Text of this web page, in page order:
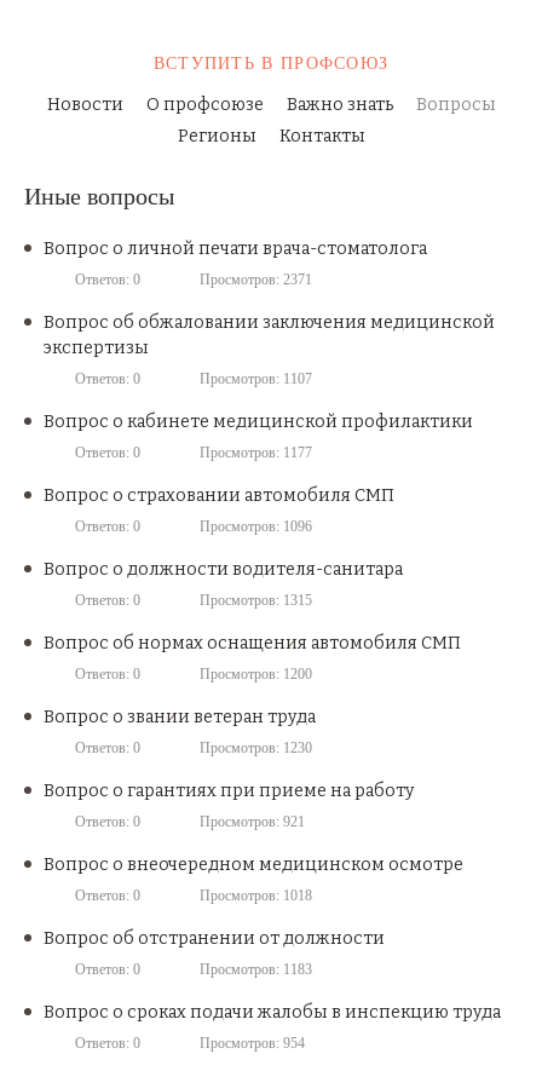
ВСТУПИТЬ В ПРОФСОЮЗ
Новости О профсоюзе Важно знать
Вопросы
Регионы
Контакты
Иные вопросы
Вопрос о личной печати врача-стоматолога
Ответов: 0 Просмотров: 2371
Вопрос об обжаловании заключения медицинской
экспертизы
Ответов: 0 Просмотров: 1107
Вопрос о кабинете медицинской профилактики
Ответов: 0 Просмотров: 1177
Вопрос о страховании автомобиля СМП
Ответов: 0 Просмотров: 1096
Вопрос о должности водителя-санитара
Ответов: 0 Просмотров: 1315
Вопрос об нормах оснащения автомобиля СМП
Ответов: 0 Просмотров: 1200
Вопрос о звании ветеран труда
Ответов: 0 Просмотров: 1230
Вопрос о гарантиях при приеме на работу
Ответов: 0 Просмотров: 921
Вопрос о внеочередном медицинском осмотре
Ответов: 0 Просмотров: 1018
Вопрос об отстранении от должности
Ответов: 0 Просмотров: 1183
Вопрос о сроках подачи жалобы в инспекцию труда
Ответов: 0 Просмотров: 954